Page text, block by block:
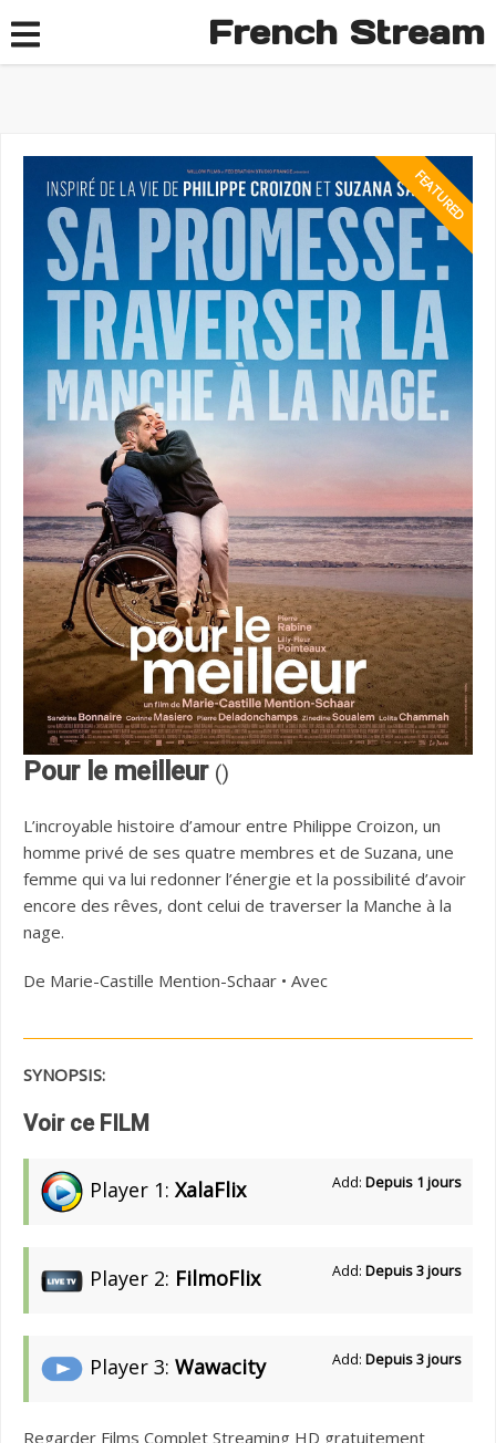
French Stream
Pour le meilleur ()
L’incroyable histoire d’amour entre Philippe Croizon, un
homme privé de ses quatre membres et de Suzana, une
femme qui va lui redonner l’énergie et la possibilité d’avoir
encore des rêves, dont celui de traverser la Manche à la
nage.
De Marie-Castille Mention-Schaar • Avec
SYNOPSIS:
Voir ce FILM
Player 1: XalaFlix Add: Depuis 1 jours
Player 2: FilmoFlix Add: Depuis 3 jours
Player 3: Wawacity Add: Depuis 3 jours
Regarder Films Complet Streaming HD gratuitement